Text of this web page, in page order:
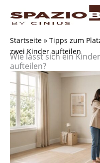
Inhalt
Startseite » Tipps zum
zwei Kinder aufteilen
Wie lässt sich ein
aufteilen?